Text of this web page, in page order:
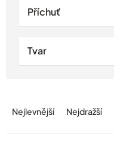
e
Nejlevnější Nejdražší
Příchuť
Tvar